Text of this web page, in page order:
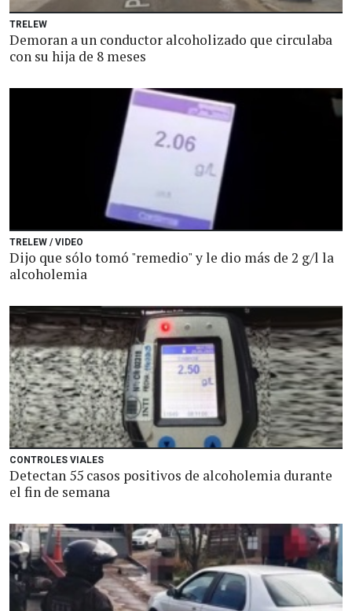
TRELEW
Demoran a un conductor alcoholizado que circulaba
con su hija de 8 meses
TRELEW / VIDEO
Dijo que sólo tomó "remedio" y le dio más de 2 g/l la
alcoholemia
CONTROLES VIALES
Detectan 55 casos positivos de alcoholemia durante
el fin de semana